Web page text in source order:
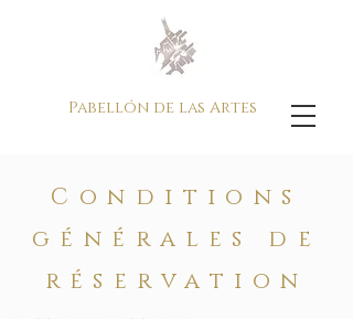
Pabellón de las Artes
Conditions
générales de
réservation